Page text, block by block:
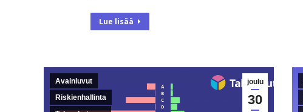
Lue lisää
joulu
30
Avainluvut
Riskienhallinta